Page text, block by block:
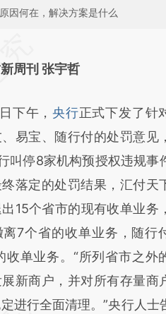
因何在，解决方案是什么
于财新文
DQin6E1P)提炼
文真实意图存在偏差。不
。推荐点击链接阅读原文
周刊 张宇哲
下午，央行正式下发了针
易宝、随行付的处罚意见
叫停8家机构预授权违规事
落定的处罚结果，汇付天
15个省市的现有收单业务
离7个省的收单业务，随行
收单业务。“所列省市之外
新商户，并对所有存量商
进行全面清理。”央行人士